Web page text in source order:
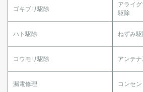
ゴキブリ駆除
アライ
駆除
ハト駆除 ねずみ駆
コウモリ駆除 アンテ
漏電修理 コンセ